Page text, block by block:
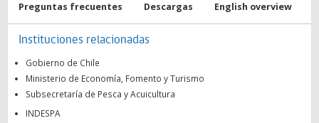
Preguntas frecuentes Descargas English overview
Instituciones relacionadas
Gobierno de Chile
Ministerio de Economía, Fomento y Turismo
Subsecretaría de Pesca y Acuicultura
INDESPA